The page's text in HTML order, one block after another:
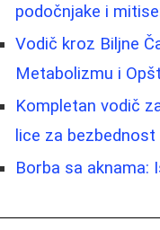
podočnjake i
Vodič kroz Biljne
Metabolizmu i
Kompletan vodič
lice za
Borba sa aknama: